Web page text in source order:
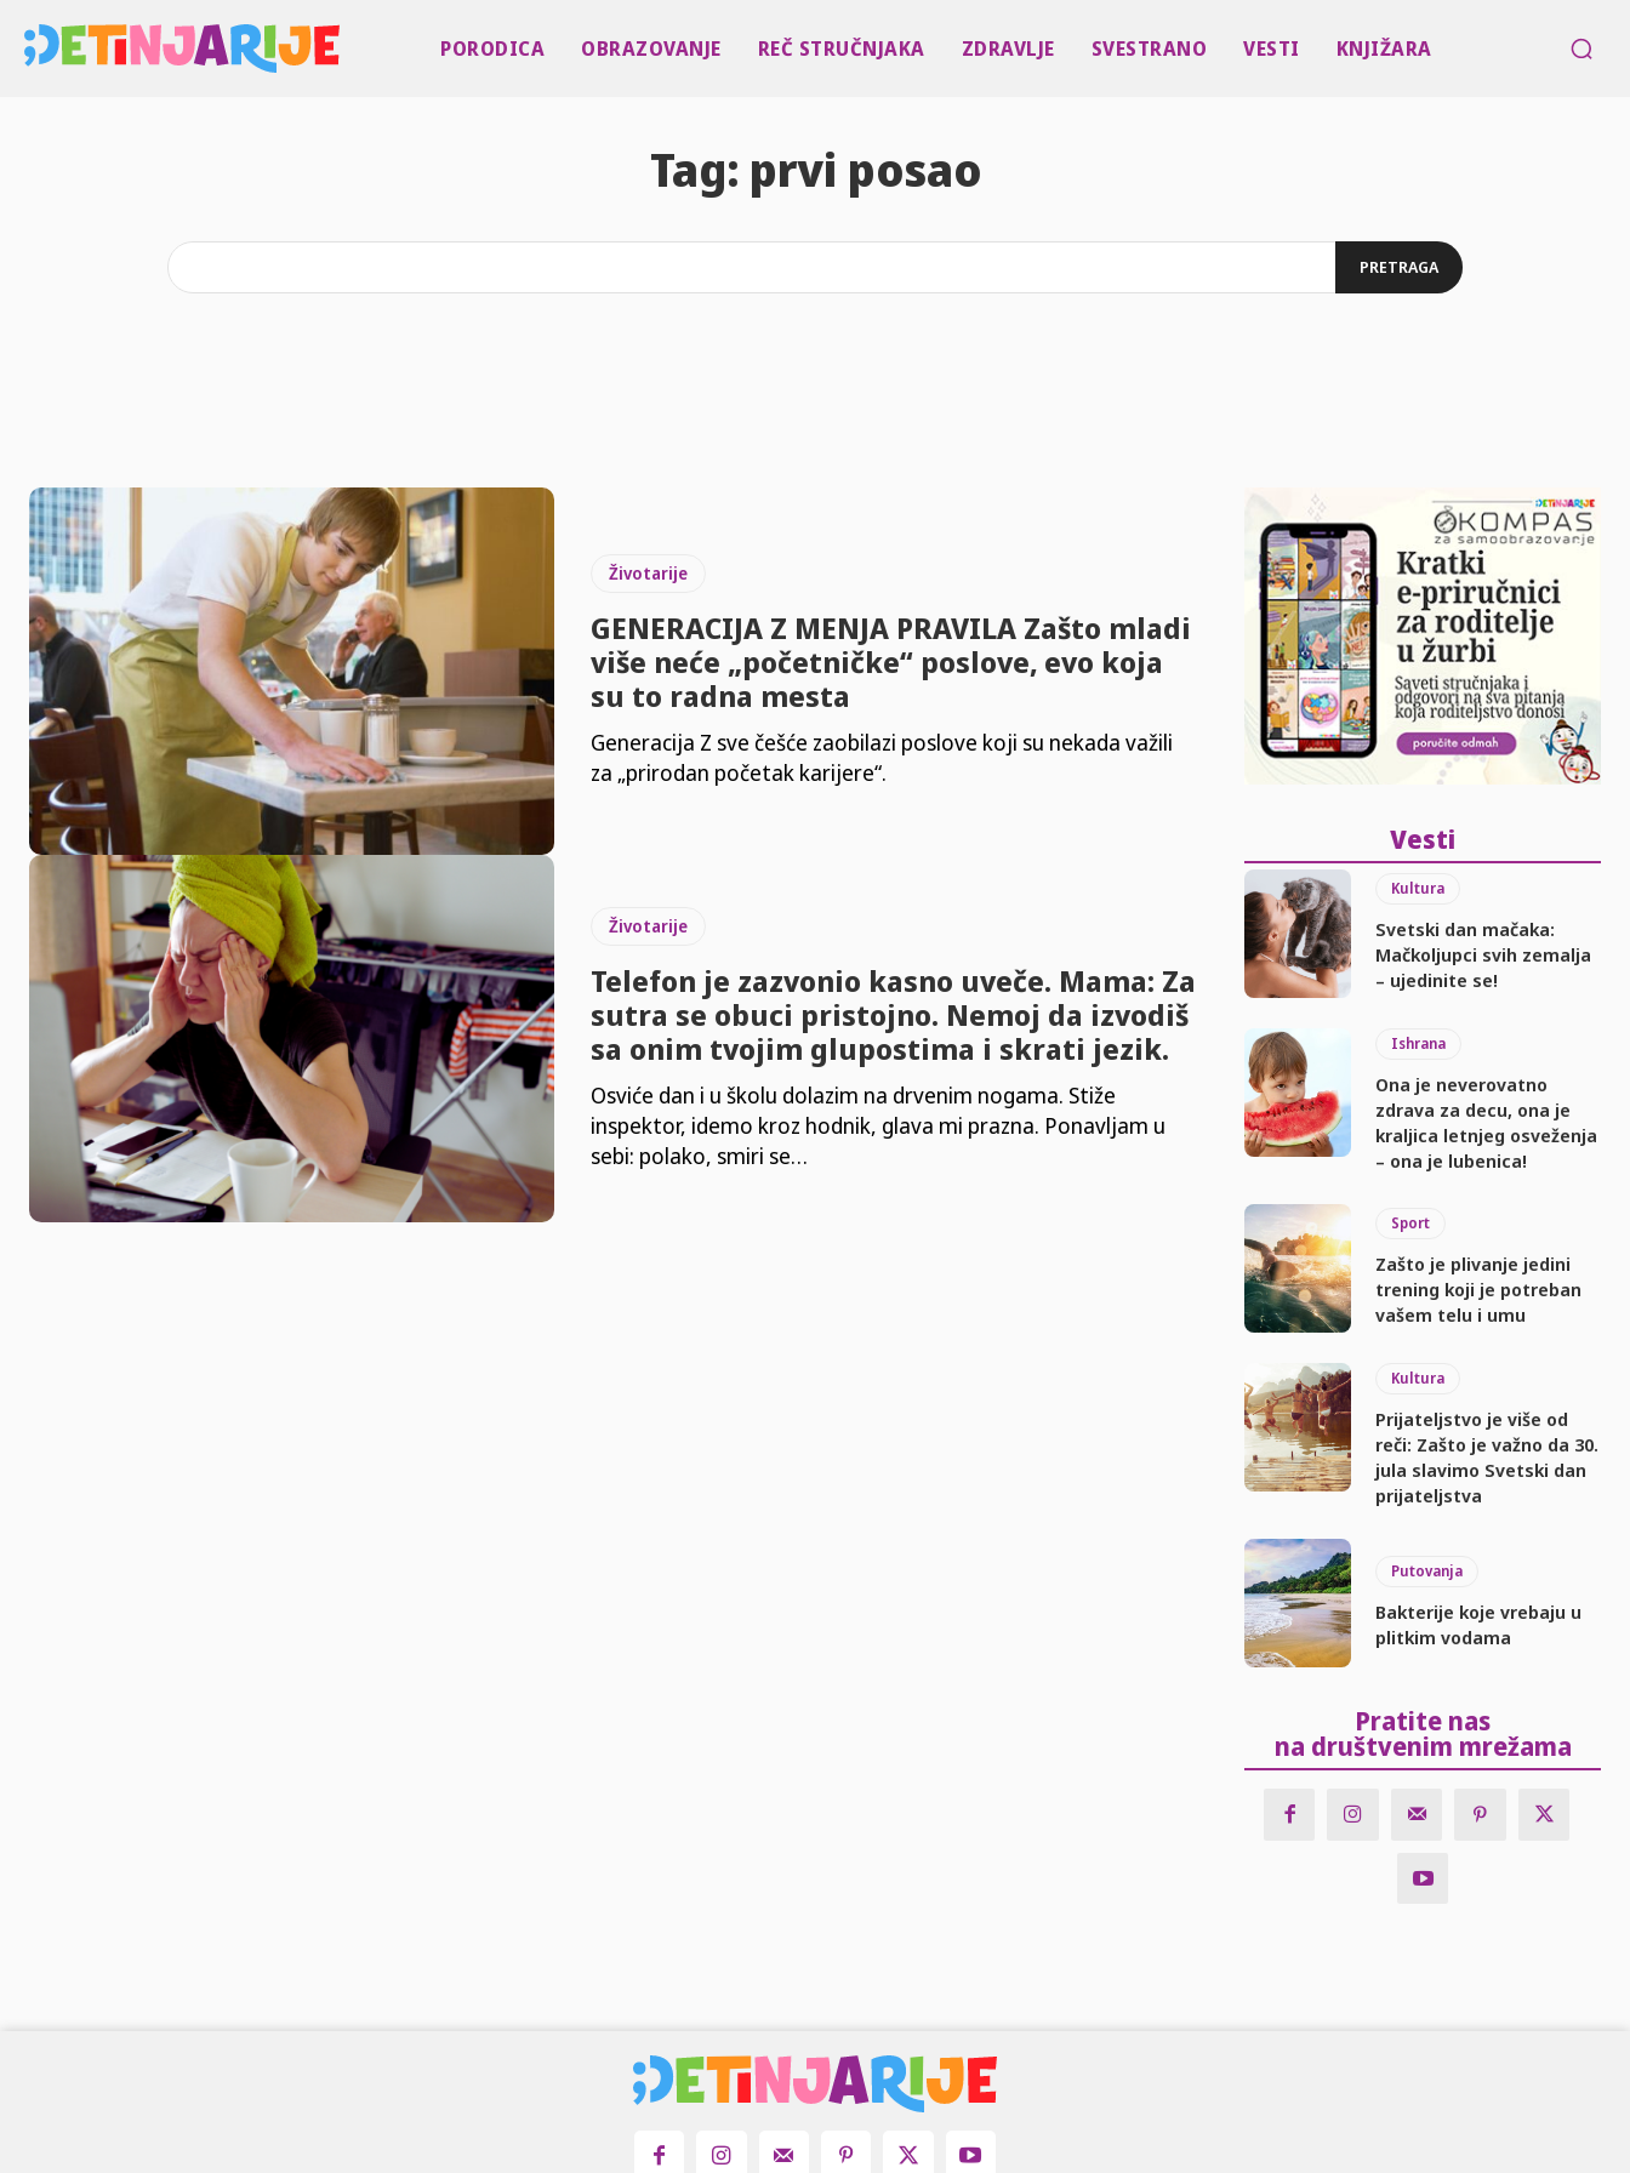
PORODICA OBRAZOVANJE REČ STRUČNJAKA ZDRAVLJE SVESTRANO VESTI KNJIŽARA
Tag: prvi posao
PRETRAGA
Životarije
GENERACIJA Z MENJA PRAVILA Zašto mladi
više neće „početničke“ poslove, evo koja
su to radna mesta
Generacija Z sve češće zaobilazi poslove koji su nekada važili
za „prirodan početak karijere“.
Životarije
Telefon je zazvonio kasno uveče. Mama: Za
sutra se obuci pristojno. Nemoj da izvodiš
sa onim tvojim glupostima i skrati jezik.
Osviće dan i u školu dolazim na drvenim nogama. Stiže
inspektor, idemo kroz hodnik, glava mi prazna. Ponavljam u
sebi: polako, smiri se…
Vesti
Kultura
Svetski dan mačaka:
Mačkoljupci svih zemalja
– ujedinite se!
Ishrana
Ona je neverovatno
zdrava za decu, ona je
kraljica letnjeg osveženja
– ona je lubenica!
Sport
Zašto je plivanje jedini
trening koji je potreban
vašem telu i umu
Kultura
Prijateljstvo je više od
reči: Zašto je važno da 30.
jula slavimo Svetski dan
prijateljstva
Putovanja
Bakterije koje vrebaju u
plitkim vodama
Pratite nas
na društvenim mrežama